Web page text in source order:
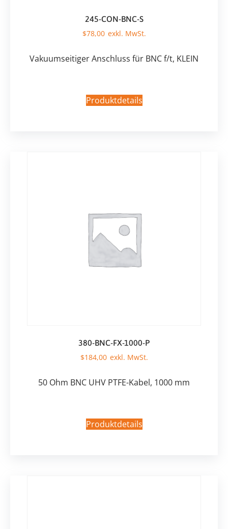
245-CON-BNC-S
$78,00
Vakuumseitiger Anschluss für BNC f/t, KLEIN
Produktdetails
380-BNC-FX-1000-P
$184,00
50 Ohm BNC UHV PTFE-Kabel, 1000 mm
Produktdetails